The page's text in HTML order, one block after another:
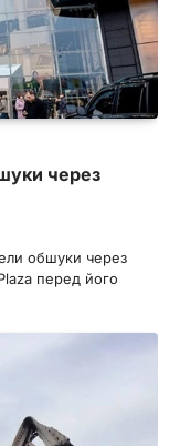
через
обшуки через
перед його